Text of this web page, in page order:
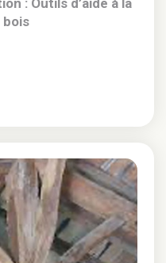
: Outils d’aide à la